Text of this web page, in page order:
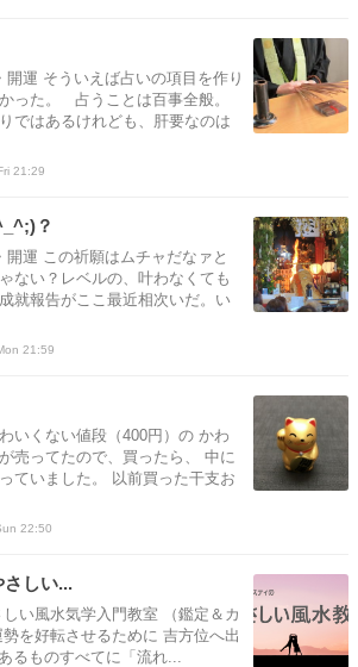
運 そういえば占いの項目を作り
った。 占うことは百事全般。
ではあるけれども、肝要なのは
21:29
？
運 この祈願はムチャだなァと
ない？レベルの、叶わなくても
就報告がここ最近相次いだ。い
21:59
いくない値段（400円）の かわ
売ってたので、買ったら、 中に
ていました。 以前買った干支お
22:50
さしい...
い風水気学入門教室 （鑑定＆カ
を好転させるために 吉方位へ出
ものすべてに「流れ...